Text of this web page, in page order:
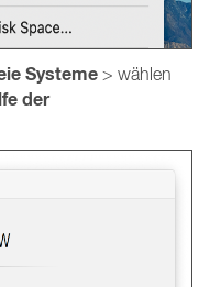
Systeme > wählen
der